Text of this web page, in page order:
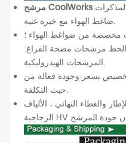
مرشح CoolWorks
ضاغط الهواء مع خبرة غنية.
مخصصة من ضواغط الهواء ؛
مرشحات مضخة الفراغ:
المرشحات الهيدروليكية.
بسعر وجودة فعالة من
حيث التكلفة.
والغطاء النهائي ، الألياف